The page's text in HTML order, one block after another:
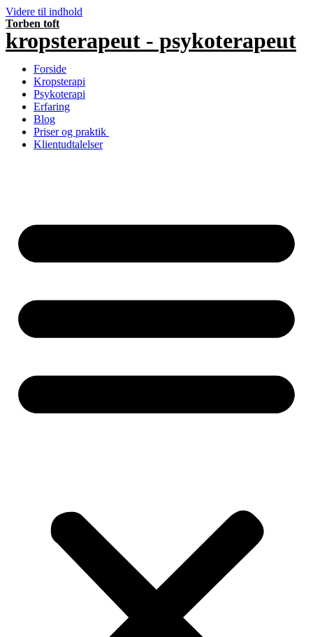
Videre til indhold
Torben toft
kropsterapeut - psykoterapeut
Forside
Kropsterapi
Psykoterapi
Erfaring
Blog
Priser og praktik
Klientudtalelser